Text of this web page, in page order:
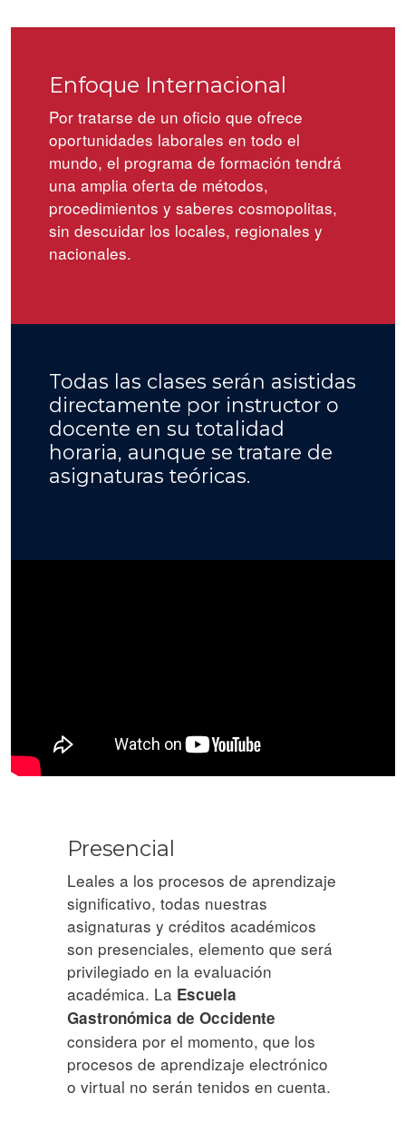
Enfoque Internacional
Por tratarse de un oficio que ofrece
oportunidades laborales en todo el
mundo, el programa de formación tendrá
una amplia oferta de métodos,
procedimientos y saberes cosmopolitas,
sin descuidar los locales, regionales y
nacionales.
Todas las clases serán asistidas
directamente por instructor o
docente en su totalidad
horaria, aunque se tratare de
asignaturas teóricas.
Presencial
Leales a los procesos de aprendizaje
significativo, todas nuestras
asignaturas y créditos académicos
son presenciales, elemento que será
privilegiado en la evaluación
académica. La Escuela
Gastronómica de Occidente
considera por el momento, que los
procesos de aprendizaje electrónico
o virtual no serán tenidos en cuenta.